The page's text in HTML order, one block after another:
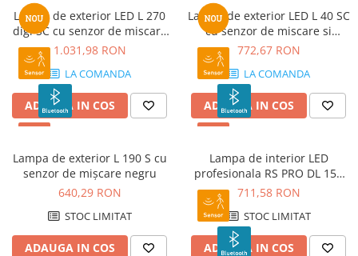
Lampa de exterior LED L 270
digi SC cu senzor de miscare
si bluetooth
1.031,98 RON
LA COMANDA
ADAUGA IN COS
Lampa de exterior LED L 40 SC
cu senzor de miscare si
bluetooth
772,67 RON
LA COMANDA
ADAUGA IN COS
Lampa de exterior L 190 S cu
senzor de mișcare negru
640,29 RON
STOC LIMITAT
ADAUGA IN COS
Lampa de interior LED
profesionala RS PRO DL 150
SC cu senzor de miscare si
711,58 RON
STOC LIMITAT
ADAUGA IN COS